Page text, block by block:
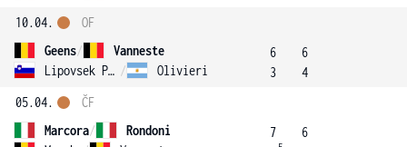
10.04.
Geens/
Vanneste
Lipovsek Puches / Olivieri
OF
6
3
6
4
05.04.
Marcora/
Rondoni
ČF
7
6